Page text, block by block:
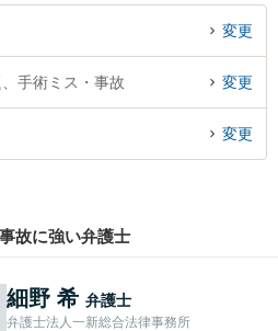
変更
手術ミス・事故 変更
変更
故に強い弁護士
細野 希 弁護士
弁護士法人一新総合法律事務所